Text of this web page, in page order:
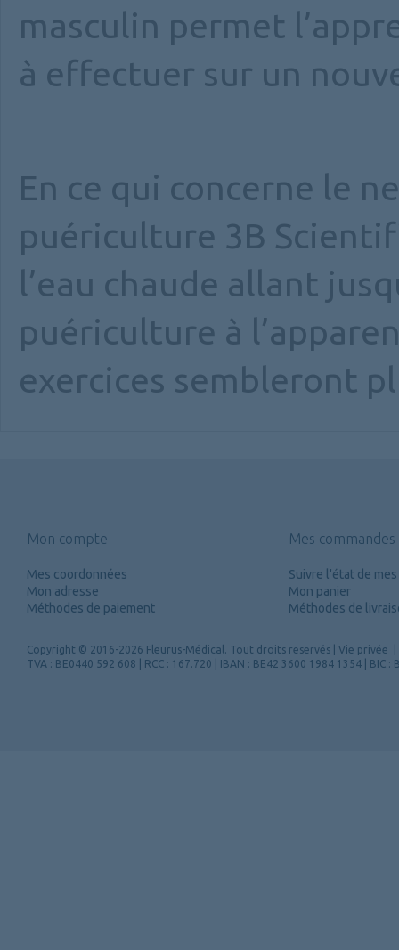
masculin permet
à effectuer sur un
En ce qui concerne le
puériculture 3B
l’eau chaude allant
puériculture à
exercices sembleront
Mon compte
Mes coordonnées
Mon adresse
Méthodes de paiement
Mes commandes
Suivre l'état de
Mon panier
Méthodes de
Copyright © 2016-2026 Fleurus-Médical. Tout droits reservés Vie privée
TVA : BE0440 592 608 | RCC : 167.720 | IBAN : BE42 3600 1984 1354 | BIC :